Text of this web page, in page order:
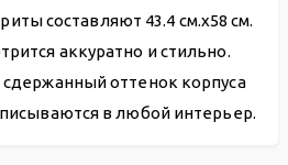
составляют 43.4 см.х58 см.
аккуратно и стильно.
оттенок корпуса
в любой интерьер.